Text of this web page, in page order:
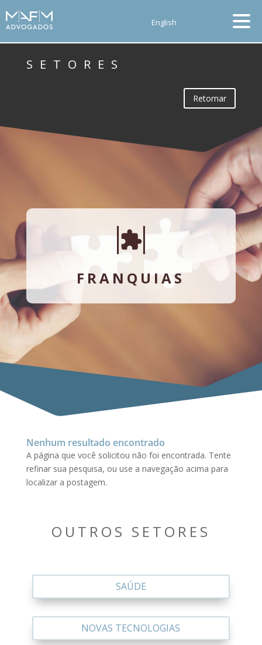
English
SETORES
Retornar
FRANQUIAS
Nenhum resultado encontrado
A página que você solicitou não foi encontrada. Tente
refinar sua pesquisa, ou use a navegação acima para
localizar a postagem.
OUTROS SETORES
SAÚDE
NOVAS TECNOLOGIAS